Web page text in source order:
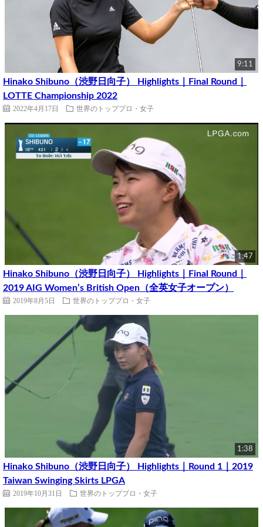
9:11
Hinako Shibuno（渋野日向子） Highlights｜Final Round｜
LOTTE Championship 2022
2022年4月17日 世界のトッププロ・女子
1:47
Hinako Shibuno（渋野日向子） Highlights｜Final Round｜
2019 AIG Women’s British Open（全英女子オープン）
2019年8月5日 世界のトッププロ・女子
1:38
Hinako Shibuno（渋野日向子） Highlights｜Round 1｜2019
Taiwan Swinging Skirts LPGA
2019年10月31日 世界のトッププロ・女子